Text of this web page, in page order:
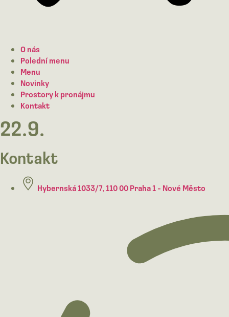
O nás
Polední menu
Menu
Novinky
Prostory k pronájmu
Kontakt
22.9.
Kontakt
Hybernská 1033/7, 110 00 Praha 1 - Nové Město